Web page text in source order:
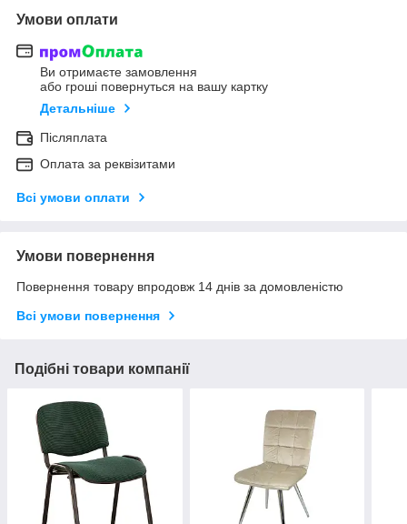
Умови оплати
Ви отримаєте замовлення
або гроші повернуться на вашу картку
Детальніше
Післяплата
Оплата за реквізитами
Всі умови оплати
Умови повернення
Повернення товару впродовж 14 днів за домовленістю
Всі умови повернення
Подібні товари компанії